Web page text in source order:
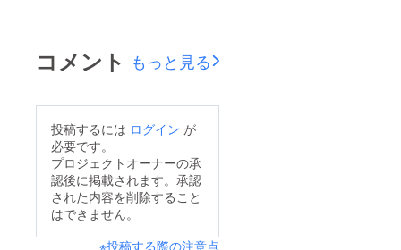
コメント もっと見る
投稿するには ログイン が
必要です。
プロジェクトオーナーの承
認後に掲載されます。承認
された内容を削除すること
はできません。
※投稿する際の注意点